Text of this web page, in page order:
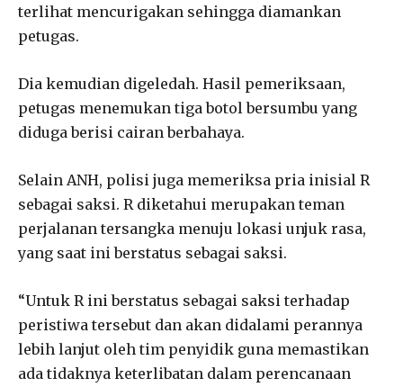
terlihat mencurigakan sehingga diamankan
petugas.
Dia kemudian digeledah. Hasil pemeriksaan,
petugas menemukan tiga botol bersumbu yang
diduga berisi cairan berbahaya.
Selain ANH, polisi juga memeriksa pria inisial R
sebagai saksi. R diketahui merupakan teman
perjalanan tersangka menuju lokasi unjuk rasa,
yang saat ini berstatus sebagai saksi.
“Untuk R ini berstatus sebagai saksi terhadap
peristiwa tersebut dan akan didalami perannya
lebih lanjut oleh tim penyidik guna memastikan
ada tidaknya keterlibatan dalam perencanaan